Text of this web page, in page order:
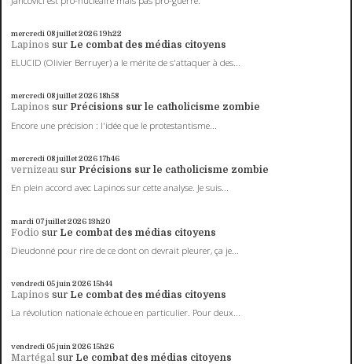
mercredi 08juillet 202619h22
Lapinos sur Le combat des médias citoyens
ELUCID (Olivier Berruyer) a le mérite de s'attaquer à des...
mercredi 08juillet 202618h58
Lapinos sur Précisions sur le catholicisme zombie
Encore une précision : l'idée que le protestantisme...
mercredi 08juillet 202617h46
vernizeau sur Précisions sur le catholicisme zombie
En plein accord avec Lapinos sur cette analyse. Je suis...
mardi 07juillet 202613h20
Fodio sur Le combat des médias citoyens
Dieudonné pour rire de ce dont on devrait pleurer, ça je...
vendredi 05juin 202615h44
Lapinos sur Le combat des médias citoyens
La révolution nationale échoue en particulier. Pour deux...
vendredi 05juin 202615h26
Martégal sur Le combat des médias citoyens